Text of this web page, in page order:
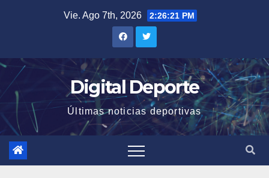
Vie. Ago 7th, 2026 2:26:21 PM
Digital Deporte
Últimas noticias deportivas